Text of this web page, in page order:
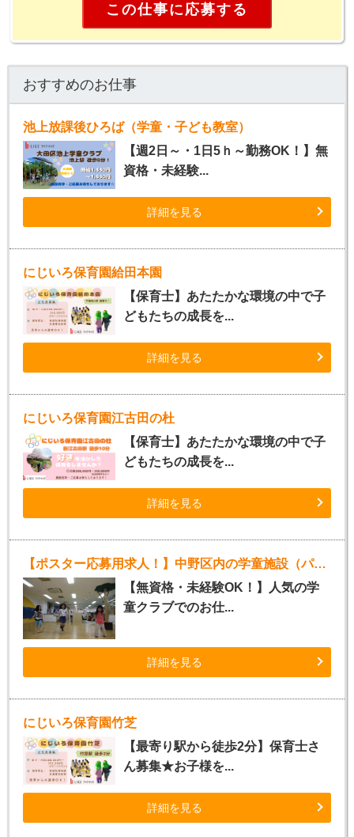
この仕事に応募する
おすすめのお仕事
池上放課後ひろば（学童・子ども教室）
【週2日～・1日5ｈ～勤務OK！】無
資格・未経験...
詳細を見る
にじいろ保育園給田本園
【保育士】あたたかな環境の中で子
どもたちの成長を...
詳細を見る
にじいろ保育園江古田の杜
【保育士】あたたかな環境の中で子
どもたちの成長を...
詳細を見る
【ポスター応募用求人！】中野区内の学童施設（パート指導員）
【無資格・未経験OK！】人気の学
童クラブでのお仕...
詳細を見る
にじいろ保育園竹芝
【最寄り駅から徒歩2分】保育士さ
ん募集★お子様を...
詳細を見る